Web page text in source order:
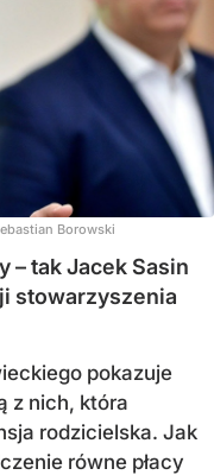
Borowski
– tak Jacek Sasin
stowarzyszenia
pokazuje
z nich, która
rodzicielska. Jak
równe płacy